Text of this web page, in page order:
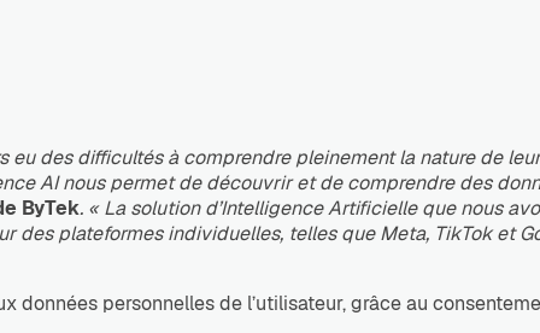
des difficultés à comprendre pleinement la nature de
AI nous permet de découvrir et de comprendre des
ByTek. « La solution d’Intelligence Artificielle que nous
plateformes individuelles, telles que Meta, TikTok et
données personnelles de l’utilisateur, grâce au